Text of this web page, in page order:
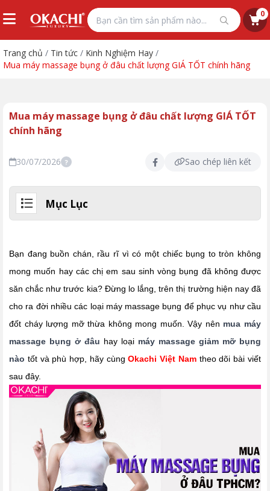
0
Trang chủ / Tin tức / Kinh Nghiệm Hay /
Mua máy massage bụng ở đâu chất lượng GIÁ TỐT chính hãng
Mua máy massage bụng ở đâu chất lượng GIÁ TỐT
chính hãng
30/07/2026 ? Sao chép liên kết
Mục Lục
Bạn đang buồn chán, rầu rĩ vì có một chiếc bụng to tròn không
mong muốn hay các chị em sau sinh vòng bụng đã không được
săn chắc như trước kia? Đừng lo lắng, trên thị trường hiện nay đã
cho ra đời nhiều các loại máy massage bụng để phục vụ như cầu
đốt cháy lượng mỡ thừa không mong muốn. Vậy nên mua máy
massage bụng ở đâu hay loại máy massage giảm mỡ bụng
nào tốt và phù hợp, hãy cùngOkachi Việt Namtheo dõi bài viết
sau đây.